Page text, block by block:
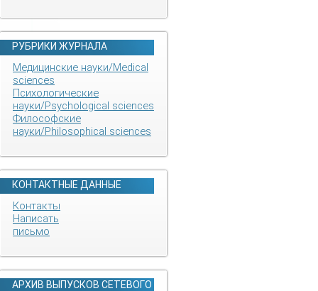
РУБРИКИ ЖУРНАЛА
Медицинские науки/Medical
sciences
Психологические
науки/Psychological sciences
Философские
науки/Philosophical sciences
КОНТАКТНЫЕ ДАННЫЕ
Контакты
Написать
письмо
АРХИВ ВЫПУСКОВ СЕТЕВОГО